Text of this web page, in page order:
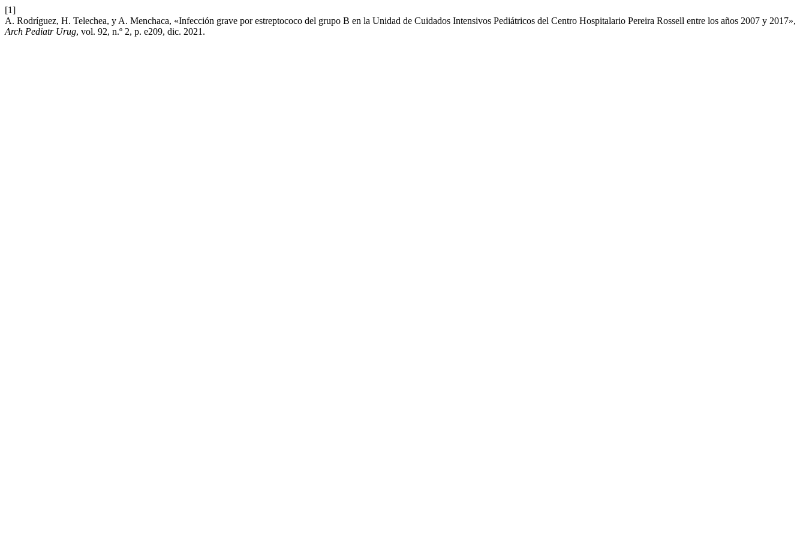
[1]
A. Rodríguez, H. Telechea, y A. Menchaca, «Infección grave por estreptococo del grupo B en la Unidad de Cuidados Intensivos Pediátricos del Centro Hospitalario Pereira Rossell entre los años 2007 y 2017»,
Arch Pediatr Urug, vol. 92, n.º 2, p. e209, dic. 2021.